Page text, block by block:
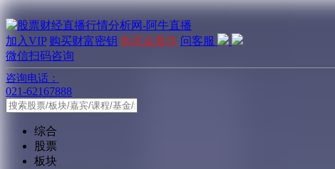
加入VIP 购买财富密钥 购买金股包 问客服
微信扫码咨询
咨询电话：
021-62167888
综合
股票
板块